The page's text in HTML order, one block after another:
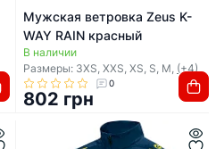
Мужская ветровка Zeus K-
WAY RAIN красный
В наличии
Размеры: 3XS, XXS, XS, S, M, (+4)
0
802 грн